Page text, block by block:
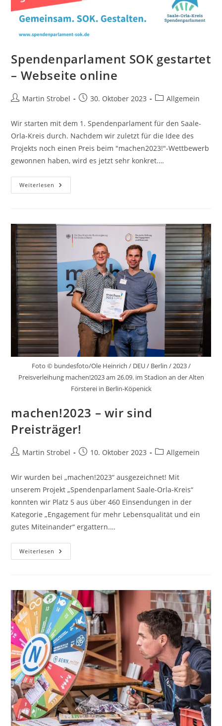
Spendenparlament SOK gestartet
– Webseite online
Beitrags-
Martin Strobel
Beitrag30. Oktober 2023
Beitrags-
Allgemein
Wir starten mit dem 1. Spendenparlament für den Saale-
Orla-Kreis durch. Nachdem wir zuletzt für die Idee des
Projekts noch einen Preis beim "machen2023!"-Wettbewerb
gewonnen haben, wird es jetzt sehr konkret.…
Weiterlesen Spendenparlament
SOK
Foto © bundesfoto/Ole Heinrich / DEU / Berlin / 2023 /
Preisverleihung machen!2023 am 26.09. im Stadion an der Alten
Försterei in Berlin-Köpenick
machen!2023 – wir sind
Preisträger!
Beitrags-
Martin Strobel
Beitrag10. Oktober 2023
Beitrags-
Allgemein
Wir wurden bei „machen!2023“ ausgezeichnet! Mit
unserem Projekt „Spendenparlament Saale-Orla-Kreis“
konnten wir Platz 5 aus über 460 Einsendungen in der
Kategorie „Engagement für mehr Lebensqualität und ein
gutes Miteinander“ ergattern.…
Weiterlesen Machen!2023
–